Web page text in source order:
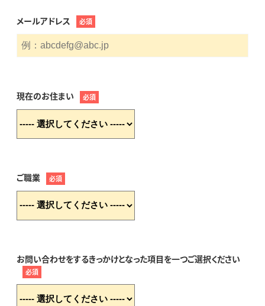
メールアドレス 必須
現在のお住まい 必須
ご職業 必須
お問い合わせをするきっかけとなった項目を一つご選択ください
必須